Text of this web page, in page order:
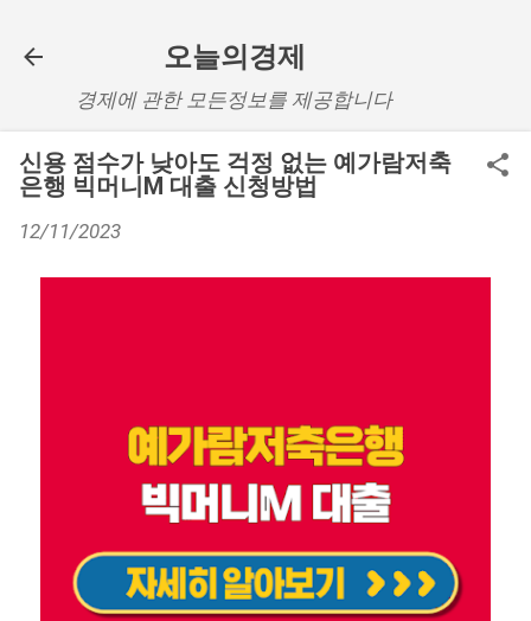
오늘의경제
경제에 관한 모든정보를 제공합니다
신용 점수가 낮아도 걱정 없는 예가람저축
은행 빅머니M 대출 신청방법
12/11/2023